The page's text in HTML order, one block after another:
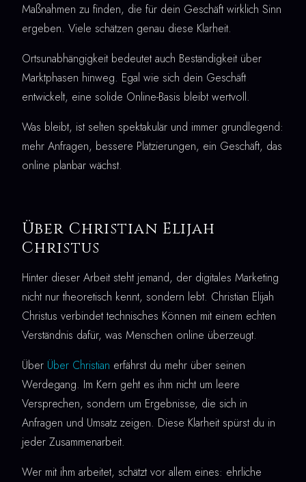
Maßnahmen zu finden, die für dein Geschäft wirklich Sinn
ergeben. Viele schätzen genau diese Klarheit.
Ortsunabhängigkeit bedeutet auch Beständigkeit über
Marktphasen hinweg. Egal wie sich dein Geschäft
entwickelt, eine solide Online-Basis bleibt wertvoll.
Was bleibt, ist selten spektakulär und immer grundlegend:
mehr Anfragen, bessere Platzierungen, ein Geschäft, das
online planbar wächst.
Über Christian Elijah
Christus
Hinter dieser Arbeit steht jemand, der digitales Marketing
nicht nur theoretisch kennt, sondern lebt. Christian Elijah
Christus verbindet technisches Können mit einem echten
Verständnis dafür, was Menschen online überzeugt.
Über Über Christian erfährst du mehr über seinen
Werdegang. Im Kern geht es ihm nicht um leere
Versprechen, sondern um Ergebnisse, die sich in
Anfragen und Umsatz zeigen. Diese Klarheit spürst du in
jeder Zusammenarbeit.
Wer mit ihm arbeitet, schätzt vor allem eines: ehrliche